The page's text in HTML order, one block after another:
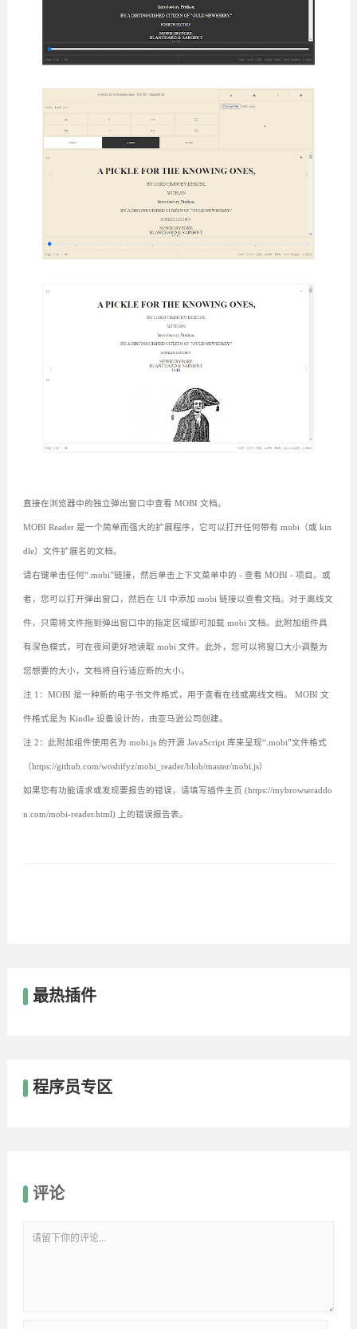
直接在浏览器中的独立弹出窗口中查看 MOBI 文档。
MOBI Reader 是一个简单而强大的扩展程序，它可以打开任何带有 mobi（或 kin
dle）文件扩展名的文档。
请右键单击任何“.mobi”链接，然后单击上下文菜单中的 - 查看 MOBI - 项目。或
者，您可以打开弹出窗口，然后在 UI 中添加 mobi 链接以查看文档。对于离线文
件，只需将文件拖到弹出窗口中的指定区域即可加载 mobi 文档。此附加组件具
有深色模式，可在夜间更好地读取 mobi 文件。此外，您可以将窗口大小调整为
您想要的大小，文档将自行适应新的大小。
注 1：MOBI 是一种新的电子书文件格式，用于查看在线或离线文档。 MOBI 文
件格式是为 Kindle 设备设计的，由亚马逊公司创建。
注 2：此附加组件使用名为 mobi.js 的开源 JavaScript 库来呈现“.mobi”文件格式
（https://github.com/woshifyz/mobi_reader/blob/master/mobi.js）
如果您有功能请求或发现要报告的错误，请填写插件主页 (https://mybrowseraddo
n.com/mobi-reader.html) 上的错误报告表。
最热插件
程序员专区
评论